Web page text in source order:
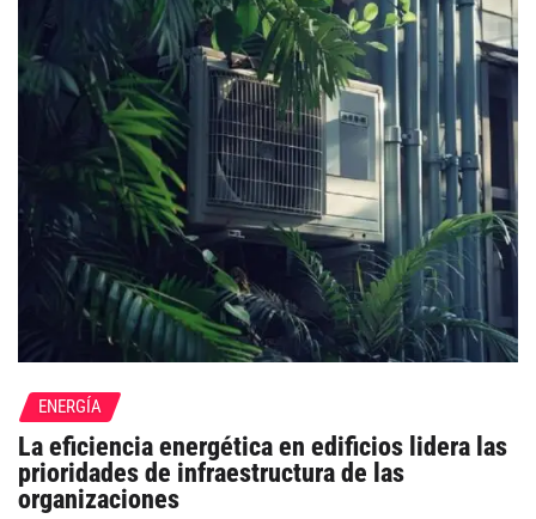
ENERGÍA
La eficiencia energética en edificios lidera las
prioridades de infraestructura de las
organizaciones